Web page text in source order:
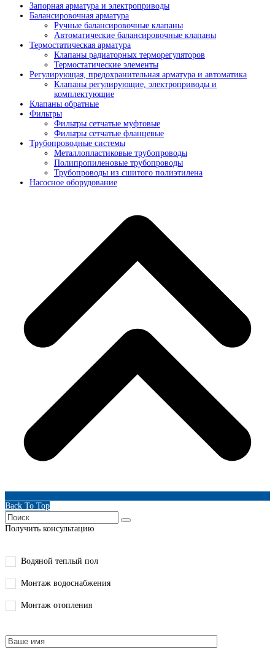
Запорная арматура и электроприводы
Балансировочная арматура
Ручные балансировочные клапаны
Автоматические балансировочные клапаны
Термостатическая арматура
Клапаны радиаторных терморегуляторов
Термостатические элементы
Регулирующая, предохранительная арматура и автоматика
Клапаны регулирующие, электроприводы и
комплектующие
Клапаны обратные
Фильтры
Фильтры сетчатые муфтовые
Фильтры сетчатые фланцевые
Трубопроводные системы
Металлопластиковые трубопроводы
Полипропиленовые трубопроводы
Трубопроводы из сшитого полиэтилена
Насосное оборудование
Back To Top
Получить консультацию
Водяной теплый пол
Монтаж водоснабжения
Монтаж отопления